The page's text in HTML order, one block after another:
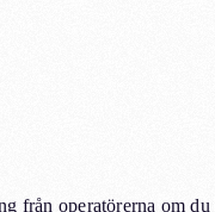
från operatörerna om